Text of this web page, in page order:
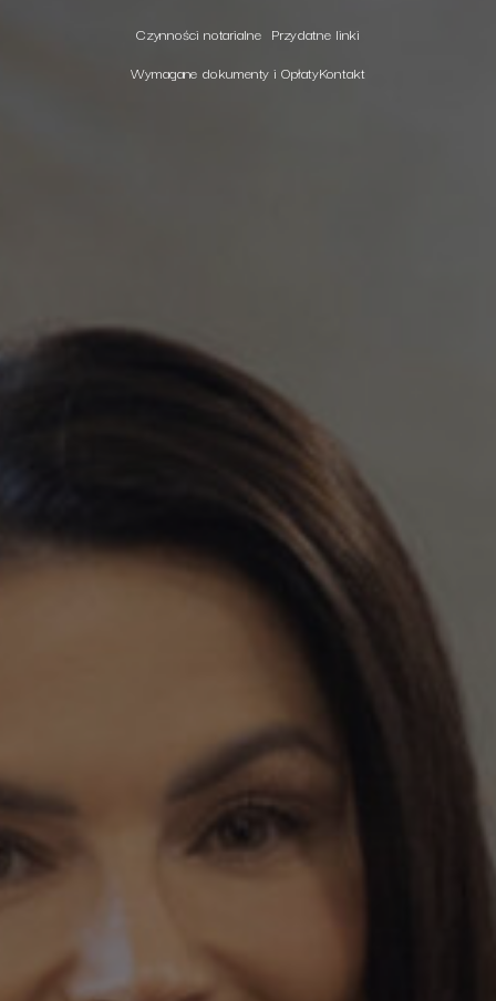
Czynności notarialne Przydatne linki
Wymagane dokumenty i OpłatyKontakt